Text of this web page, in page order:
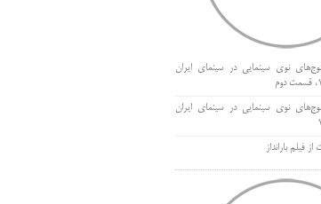
نوی سینمایی در سینمای ایران
نوی سینمایی در سینمای ایران
فیلم بارانداز